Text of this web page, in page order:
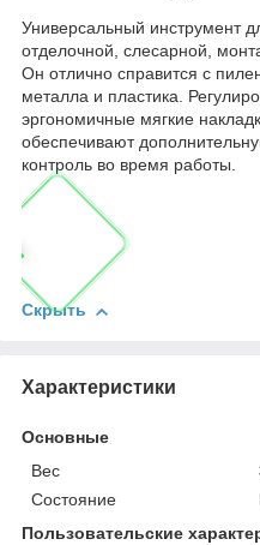
Универсальный инструмент
отделочной, слесарной,
Он отлично справится с
металла и пластика.
эргономичные мягкие
обеспечивают
контроль во время работы.
Скрыть
Характеристики
Основные
Вес
Состояние
Пользовательские